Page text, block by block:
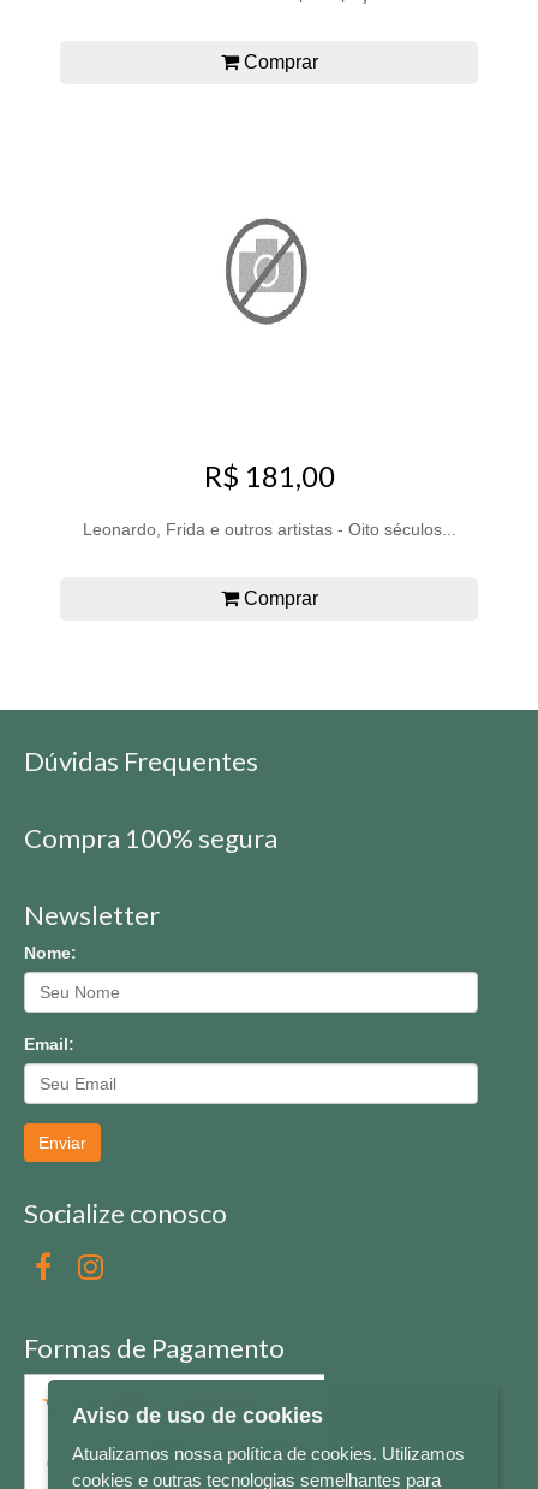
Comprar
R$ 181,00
Leonardo, Frida e outros artistas - Oito séculos...
Comprar
Dúvidas Frequentes
Compra 100% segura
Newsletter
Nome:
Email:
Enviar
Socialize conosco
Formas de Pagamento
Aviso de uso de cookies
Atualizamos nossa política de cookies. Utilizamos
cookies e outras tecnologias semelhantes para